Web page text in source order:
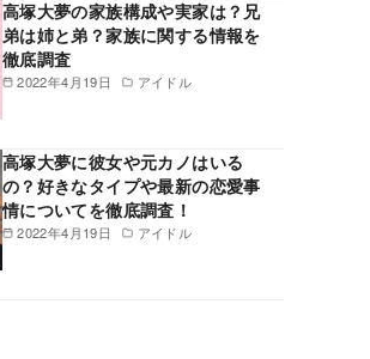
2022年4月19日 アイドル
高塚大夢の家族構成や実家は？兄
弟は姉と弟？家族に関する情報を
徹底調査
2022年4月19日 アイドル
高塚大夢に彼女や元カノはいる
の？好きなタイプや最新の恋愛事
情についてを徹底調査！